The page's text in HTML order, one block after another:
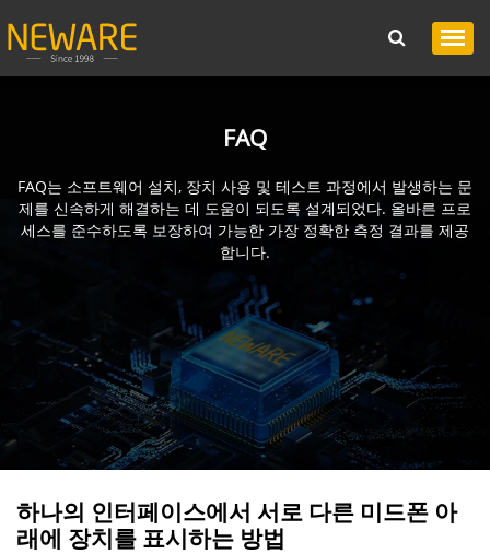
FAQ
FAQ는 소프트웨어 설치, 장치 사용 및 테스트 과정에서 발생하는 문
제를 신속하게 해결하는 데 도움이 되도록 설계되었다. 올바른 프로
세스를 준수하도록 보장하여 가능한 가장 정확한 측정 결과를 제공
합니다.
하나의 인터페이스에서 서로 다른 미드폰 아
래에 장치를 표시하는 방법